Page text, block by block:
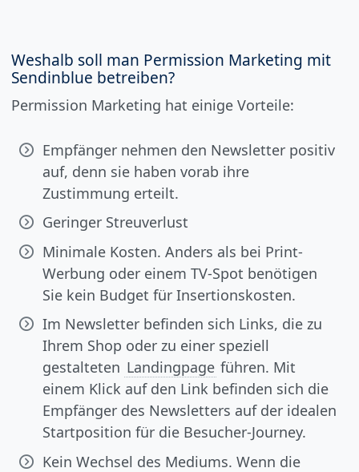
Weshalb soll man Permission Marketing mit
Sendinblue betreiben?
Permission Marketing hat einige Vorteile:
Empfänger nehmen den Newsletter positiv
auf, denn sie haben vorab ihre
Zustimmung erteilt.
Geringer Streuverlust
Minimale Kosten. Anders als bei Print-
Werbung oder einem TV-Spot benötigen
Sie kein Budget für Insertionskosten.
Im Newsletter befinden sich Links, die zu
Ihrem Shop oder zu einer speziell
gestalteten Landingpage führen. Mit
einem Klick auf den Link befinden sich die
Empfänger des Newsletters auf der idealen
Startposition für die Besucher-Journey.
Kein Wechsel des Mediums. Wenn die